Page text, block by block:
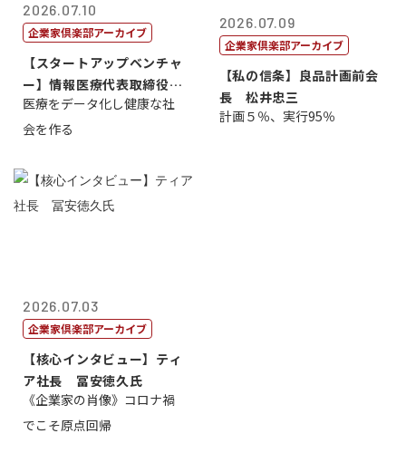
2026.07.10
企業家倶楽部アーカイブ
【スタートアップベンチャ
ー】情報医療代表取締役
原 聖吾
医療をデータ化し健康な社
会を作る
2026.07.09
企業家倶楽部アーカイブ
【私の信条】良品計画前会
長 松井忠三
計画５％、実行95％
2026.07.03
企業家倶楽部アーカイブ
【核心インタビュー】ティ
ア社長 冨安徳久氏
《企業家の肖像》コロナ禍
でこそ原点回帰